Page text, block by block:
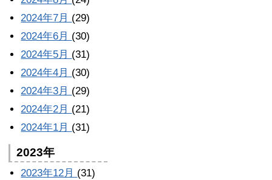
2024年7月 (29)
2024年6月 (30)
2024年5月 (31)
2024年4月 (30)
2024年3月 (29)
2024年2月 (21)
2024年1月 (31)
2023年
2023年12月 (31)